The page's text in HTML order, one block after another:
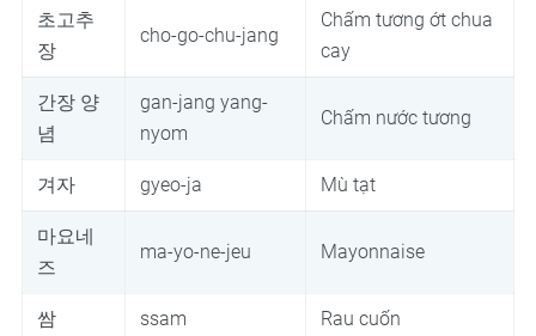
초고추
장
cho-go-chu-jang
Chấm tương ớt chua
cay
간장 양
념
gan-jang yang-
nyom
Chấm nước tương
겨자 gyeo-ja Mù tạt
마요네
즈
ma-yo-ne-jeu Mayonnaise
쌈 ssam Rau cuốn